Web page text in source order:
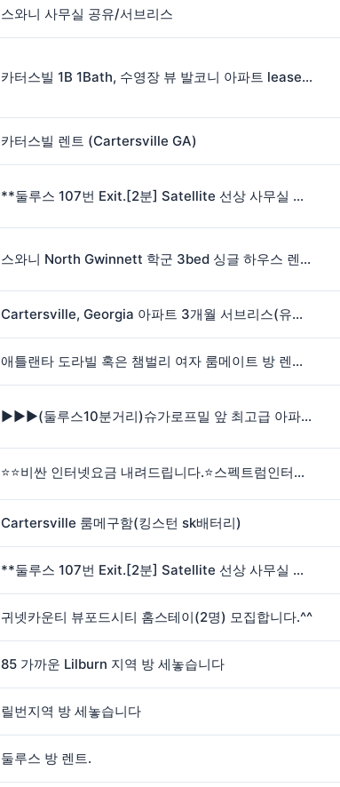
스와니 사무실 공유/서브리스
카터스빌 1B 1Bath, 수영장 뷰 발코니 아파트 lease - $1600 디파짓 드립니다.
카터스빌 렌트 (Cartersville GA)
**둘루스 107번 Exit.[2분] Satellite 선상 사무실 방 렌트 합니다 (2 Available )
스와니 North Gwinnett 학군 3bed 싱글 하우스 렌트 합니다.
Cartersville, Georgia 아파트 3개월 서브리스(유틸리티포함) $1200
애틀랜타 도라빌 혹은 챔벌리 여자 룸메이트 방 렌트 구합니다
▶▶▶(둘루스10분거리)슈가로프밀 앞 최고급 아파트 남 룸메 구함◀◀◀
⭐️⭐️비싼 인터넷요금 내려드립니다.⭐️스펙트럼인터넷한국어서비스
Cartersville 룸메구함(킹스턴 sk배터리)
**둘루스 107번 Exit.[2분] Satellite 선상 사무실 방 렌트 합니다 (2 Available )
귀넷카운티 뷰포드시티 홈스테이(2명) 모집합니다.^^
85 가까운 Lilburn 지역 방 세놓습니다
릴번지역 방 세놓습니다
둘루스 방 렌트.